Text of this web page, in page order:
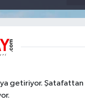
getiriyor. Şatafattan